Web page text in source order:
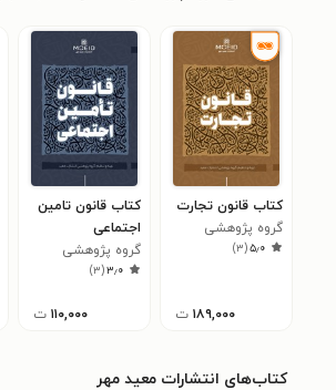
کتاب قانون تجارت
گروه پژوهشی
انتشارات معید مهر
۵٫۰(۳)
۱۸۹,۰۰۰ ت
کتاب قانون تامین
اجتماعی
گروه پژوهشی
انتشارات معید مهر
۳٫۰(۳)
۱۱۰,۰۰۰ ت
کتاب‌های انتشارات معید مهر